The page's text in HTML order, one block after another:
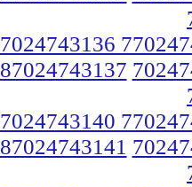
7024743136
87024743137
7024743140
87024743141